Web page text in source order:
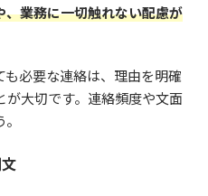
業務に一切触れない配慮が
必要な連絡は、理由を明確
が大切です。連絡頻度や文面